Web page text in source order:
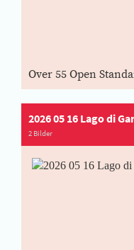
Over 55 Open
2026 05 16 Lago di
2 Bilder